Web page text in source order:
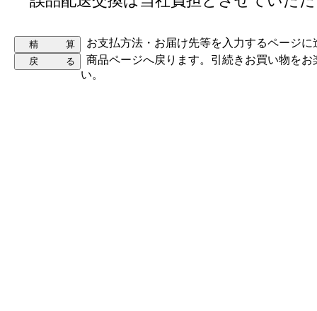
お支払方法・お届け先等を入力するページに
商品ページへ戻ります。引続きお買い物をお
い。